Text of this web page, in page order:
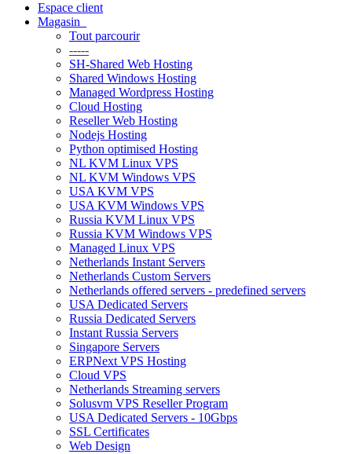
Espace client
Magasin
Tout parcourir
-----
SH-Shared Web Hosting
Shared Windows Hosting
Managed Wordpress Hosting
Cloud Hosting
Reseller Web Hosting
Nodejs Hosting
Python optimised Hosting
NL KVM Linux VPS
NL KVM Windows VPS
USA KVM VPS
USA KVM Windows VPS
Russia KVM Linux VPS
Russia KVM Windows VPS
Managed Linux VPS
Netherlands Instant Servers
Netherlands Custom Servers
Netherlands offered servers - predefined servers
USA Dedicated Servers
Russia Dedicated Servers
Instant Russia Servers
Singapore Servers
ERPNext VPS Hosting
Cloud VPS
Netherlands Streaming servers
Solusvm VPS Reseller Program
USA Dedicated Servers - 10Gbps
SSL Certificates
Web Design